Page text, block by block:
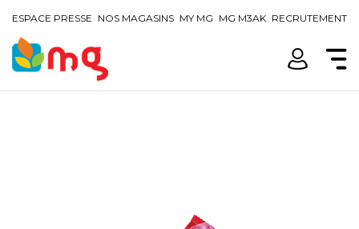
ESPACE PRESSE NOS MAGASINS MY MG MG M3AK RECRUTEMENT